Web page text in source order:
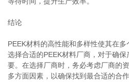
结论
PEEK材料的高性能和多样性使其在多
选择合适的PEEK材料厂商，对于确
要。在选择厂商时，务必考虑厂商的
多方面因素，以确保找到最合适的合